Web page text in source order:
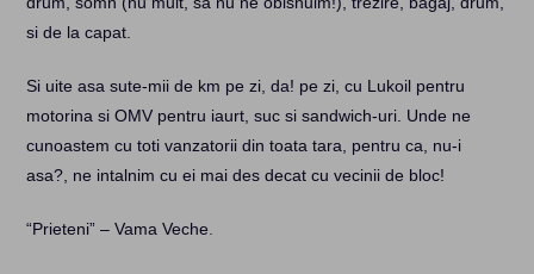
si de la capat.
Si uite asa sute-mii de km pe zi, da! pe zi, cu Lukoil pentru
motorina si OMV pentru iaurt, suc si sandwich-uri. Unde ne
cunoastem cu toti vanzatorii din toata tara, pentru ca, nu-i
asa?, ne intalnim cu ei mai des decat cu vecinii de bloc!
“Prieteni” – Vama Veche